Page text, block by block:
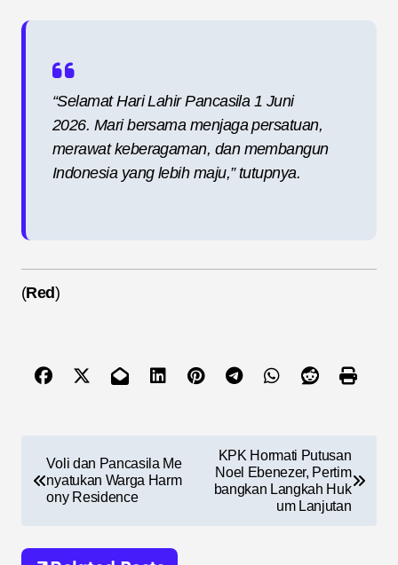
“Selamat Hari Lahir Pancasila 1 Juni
2026. Mari bersama menjaga persatuan,
merawat keberagaman, dan membangun
Indonesia yang lebih maju,” tutupnya.
(Red)
a
Voli dan Pancasila Me
nyatukan Warga Harm
ony Residence
KPK Hormati Putusan
Noel Ebenezer, Pertim
bangkan Langkah Huk
um Lanjutan